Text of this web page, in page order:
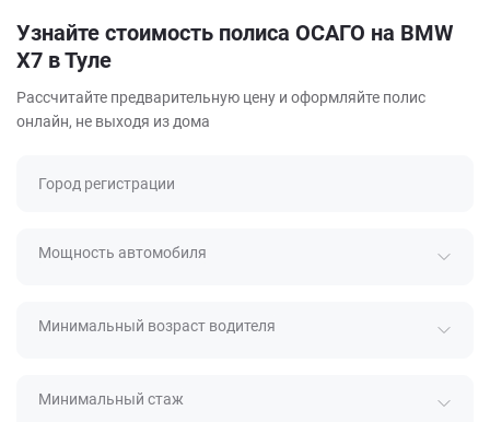
Узнайте стоимость полиса ОСАГО на BMW
X7 в Туле
Рассчитайте предварительную цену и оформляйте полис
онлайн, не выходя из дома
Город регистрации
Мощность автомобиля
Минимальный возраст водителя
Минимальный стаж